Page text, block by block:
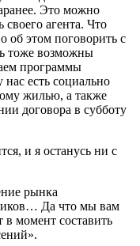
Это можно
своего агента. Что
об этом поговорить с
тоже возможны
программы
есть социально
жилью, а также
договора в субботу
и я останусь ни с
рынка
Да что мы вам
момент составить